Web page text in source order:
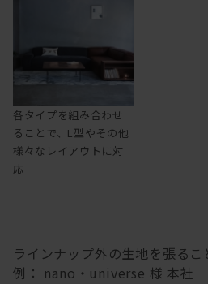
各タイプを組み合わせ
ることで、L型やその他
様々なレイアウトに対
応
ラインナップ外の生地を張る
例： nano・universe 様 本社